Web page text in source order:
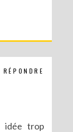
RÉPONDRE
idée trop